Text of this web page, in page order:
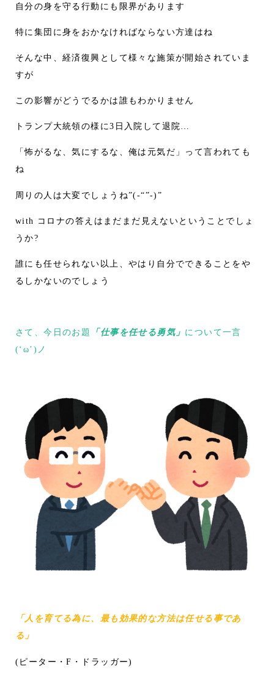
自分の身を守る行動にも限界があります
特に集団に身をおかなければならない方達はね
そんな中、経済復興として様々な施策が開始されていま
すが
この影響がどうでるかは誰もわかりません
トランプ大統領の様に3日入院して退院…
「怖がるな、気にするな、俺は元気だ」って言われても
ね
周りの人は大変でしょうね”(-“”-)”
with コロナの答えはまだまだ見えないということでしょ
うか?
誰にも任せられない以上、やはり自分でできることをや
るしかないのでしょう
さて、今日のお題 「仕事を任せる勇気」 について一言
(‘ω’)ノ
「人を育てる為に、最も効果的な方法は任せる事であ
る」
(ピーター・F・ドラッガー)